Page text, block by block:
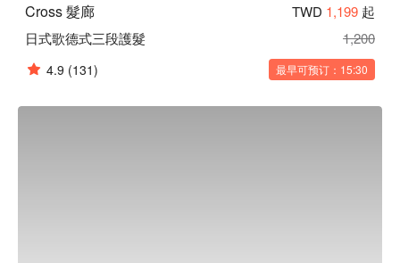
Cross 髮廊 TWD 1,199 起
日式歌德式三段護髮
1,200
4.9 (131) 最早可预订：15:30